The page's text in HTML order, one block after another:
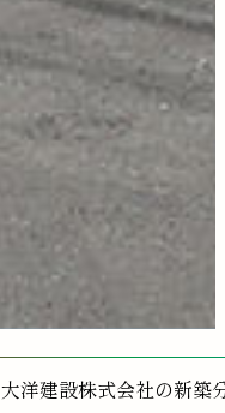
大洋建設株式会社の新築